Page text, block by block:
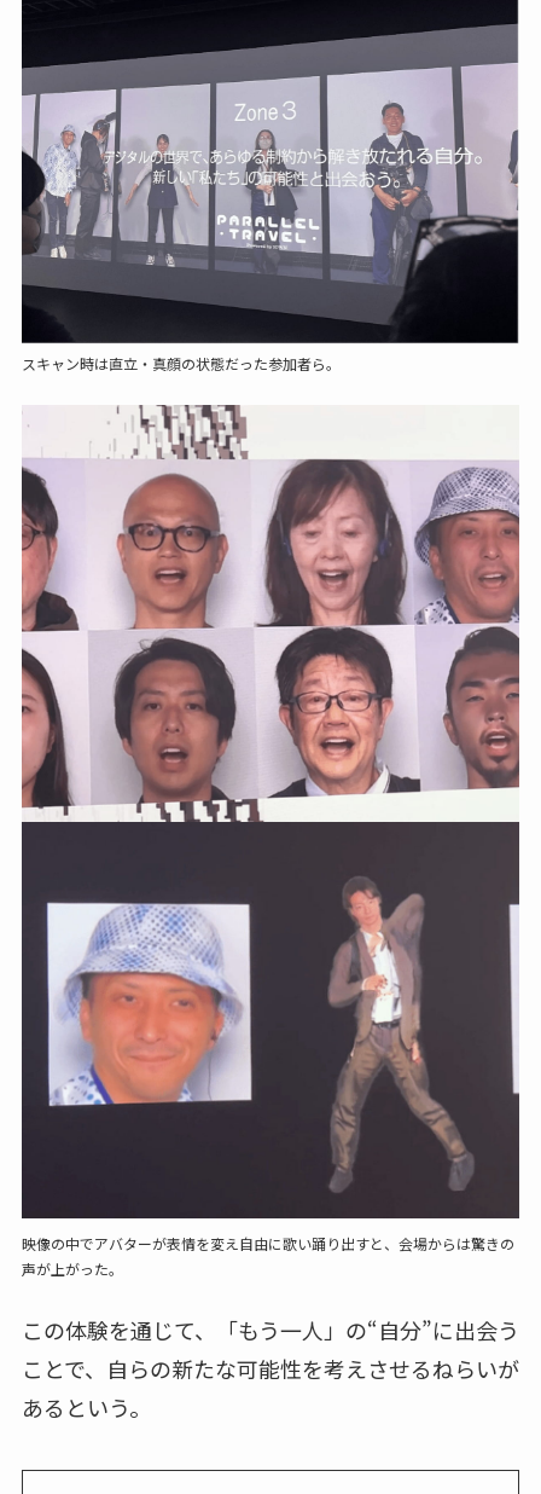
スキャン時は直立・真顔の状態だった参加者ら。
映像の中でアバターが表情を変え自由に歌い踊り出すと、会場からは驚きの
声が上がった。
この体験を通じて、「もう一人」の“自分”に出会う
ことで、自らの新たな可能性を考えさせるねらいが
あるという。